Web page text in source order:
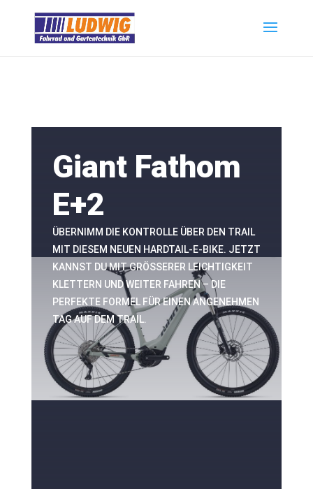
Giant Fathom
E+2
ÜBERNIMM DIE KONTROLLE ÜBER DEN TRAIL
MIT DIESEM NEUEN HARDTAIL-E-BIKE. JETZT
KANNST DU MIT GRÖSSERER LEICHTIGKEIT
KLETTERN UND WEITER FAHREN – DIE
PERFEKTE FORMEL FÜR EINEN ANGENEHMEN
TAG AUF DEM TRAIL.